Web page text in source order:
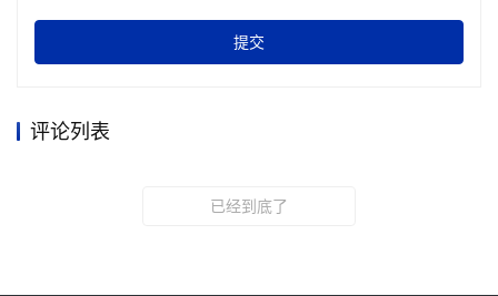
提交
评论列表
已经到底了